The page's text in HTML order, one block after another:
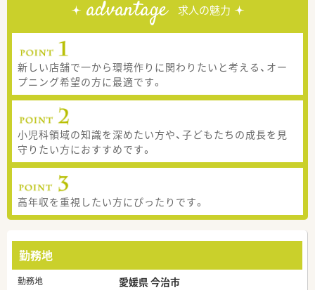
advantage 求人の魅力
新しい店舗で一から環境作りに関わりたいと考える、オー
プニング希望の方に最適です。
小児科領域の知識を深めたい方や、子どもたちの成長を見
守りたい方におすすめです。
高年収を重視したい方にぴったりです。
勤務地
勤務地 愛媛県 今治市